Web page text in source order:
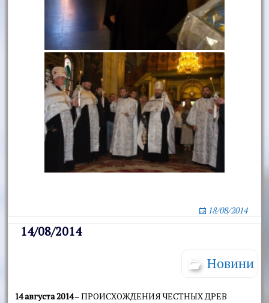
18/08/2014
14/08/2014
Новини
14 августа 2014– ПРОИСХОЖДЕНИЯ ЧЕСТНЫХ ДРЕВ